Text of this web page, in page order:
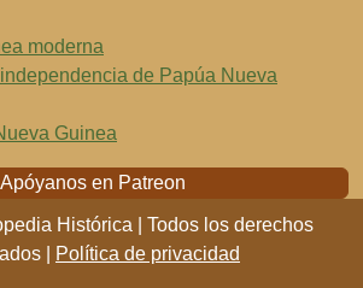
moderna
de Papúa Nueva
Guinea
Apóyanos en Patreon
Histórica | Todos los derechos
|
Política de privacidad